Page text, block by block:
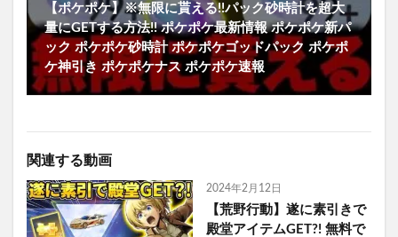
【ポケポケ】※無限に貰える!!パック砂時計を超大
量にGETする方法!! ポケポケ最新情報 ポケポケ新パ
ック ポケポケ砂時計 ポケポケゴッドパック ポケポ
ケ神引き ポケポケナス ポケポケ速報
関連する動画
2024年2月12日
【荒野行動】遂に素引きで
殿堂アイテムGET?! 無料で